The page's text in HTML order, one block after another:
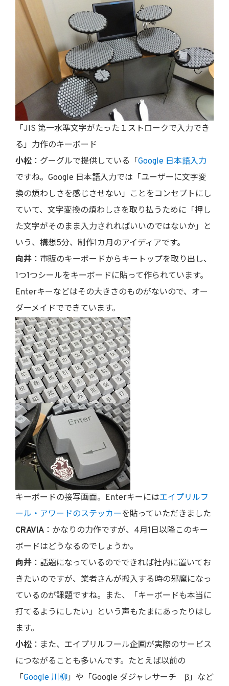
「JIS 第一水準文字がたった１ストロークで入力でき
る」力作のキーボード
小松 ：グーグルで提供している「 Google 日本語入力
ですね。Google 日本語入力では「ユーザーに文字変
換の煩わしさを感じさせない」ことをコンセプトにし
ていて、文字変換の煩わしさを取り払うために「押し
た文字がそのまま入力されればいいのではないか」と
いう、構想5分、制作1カ月のアイディアです。
向井 ：市販のキーボードからキートップを取り出し、
1つ1つシールをキーボードに貼って作られています。
Enterキーなどはその大きさのものがないので、オー
ダーメイドでできています。
キーボードの接写画面。Enterキーにはエイプリルフ
ール・アワードのステッカーを貼っていただきました
CRAVIA ：かなりの力作ですが、4月1日以降このキー
ボードはどうなるのでしょうか。
向井 ：話題になっているのでできれば社内に置いてお
きたいのですが、業者さんが搬入する時の邪魔になっ
ているのが課題ですね。また、「キーボードも本当に
打てるようにしたい」という声もたまにあったりはし
ます。
小松 ：また、エイプリルフール企画が実際のサービス
につながることも多いんです。たとえば以前の
「 Google 川柳」や「Google ダジャレサーチ β」など